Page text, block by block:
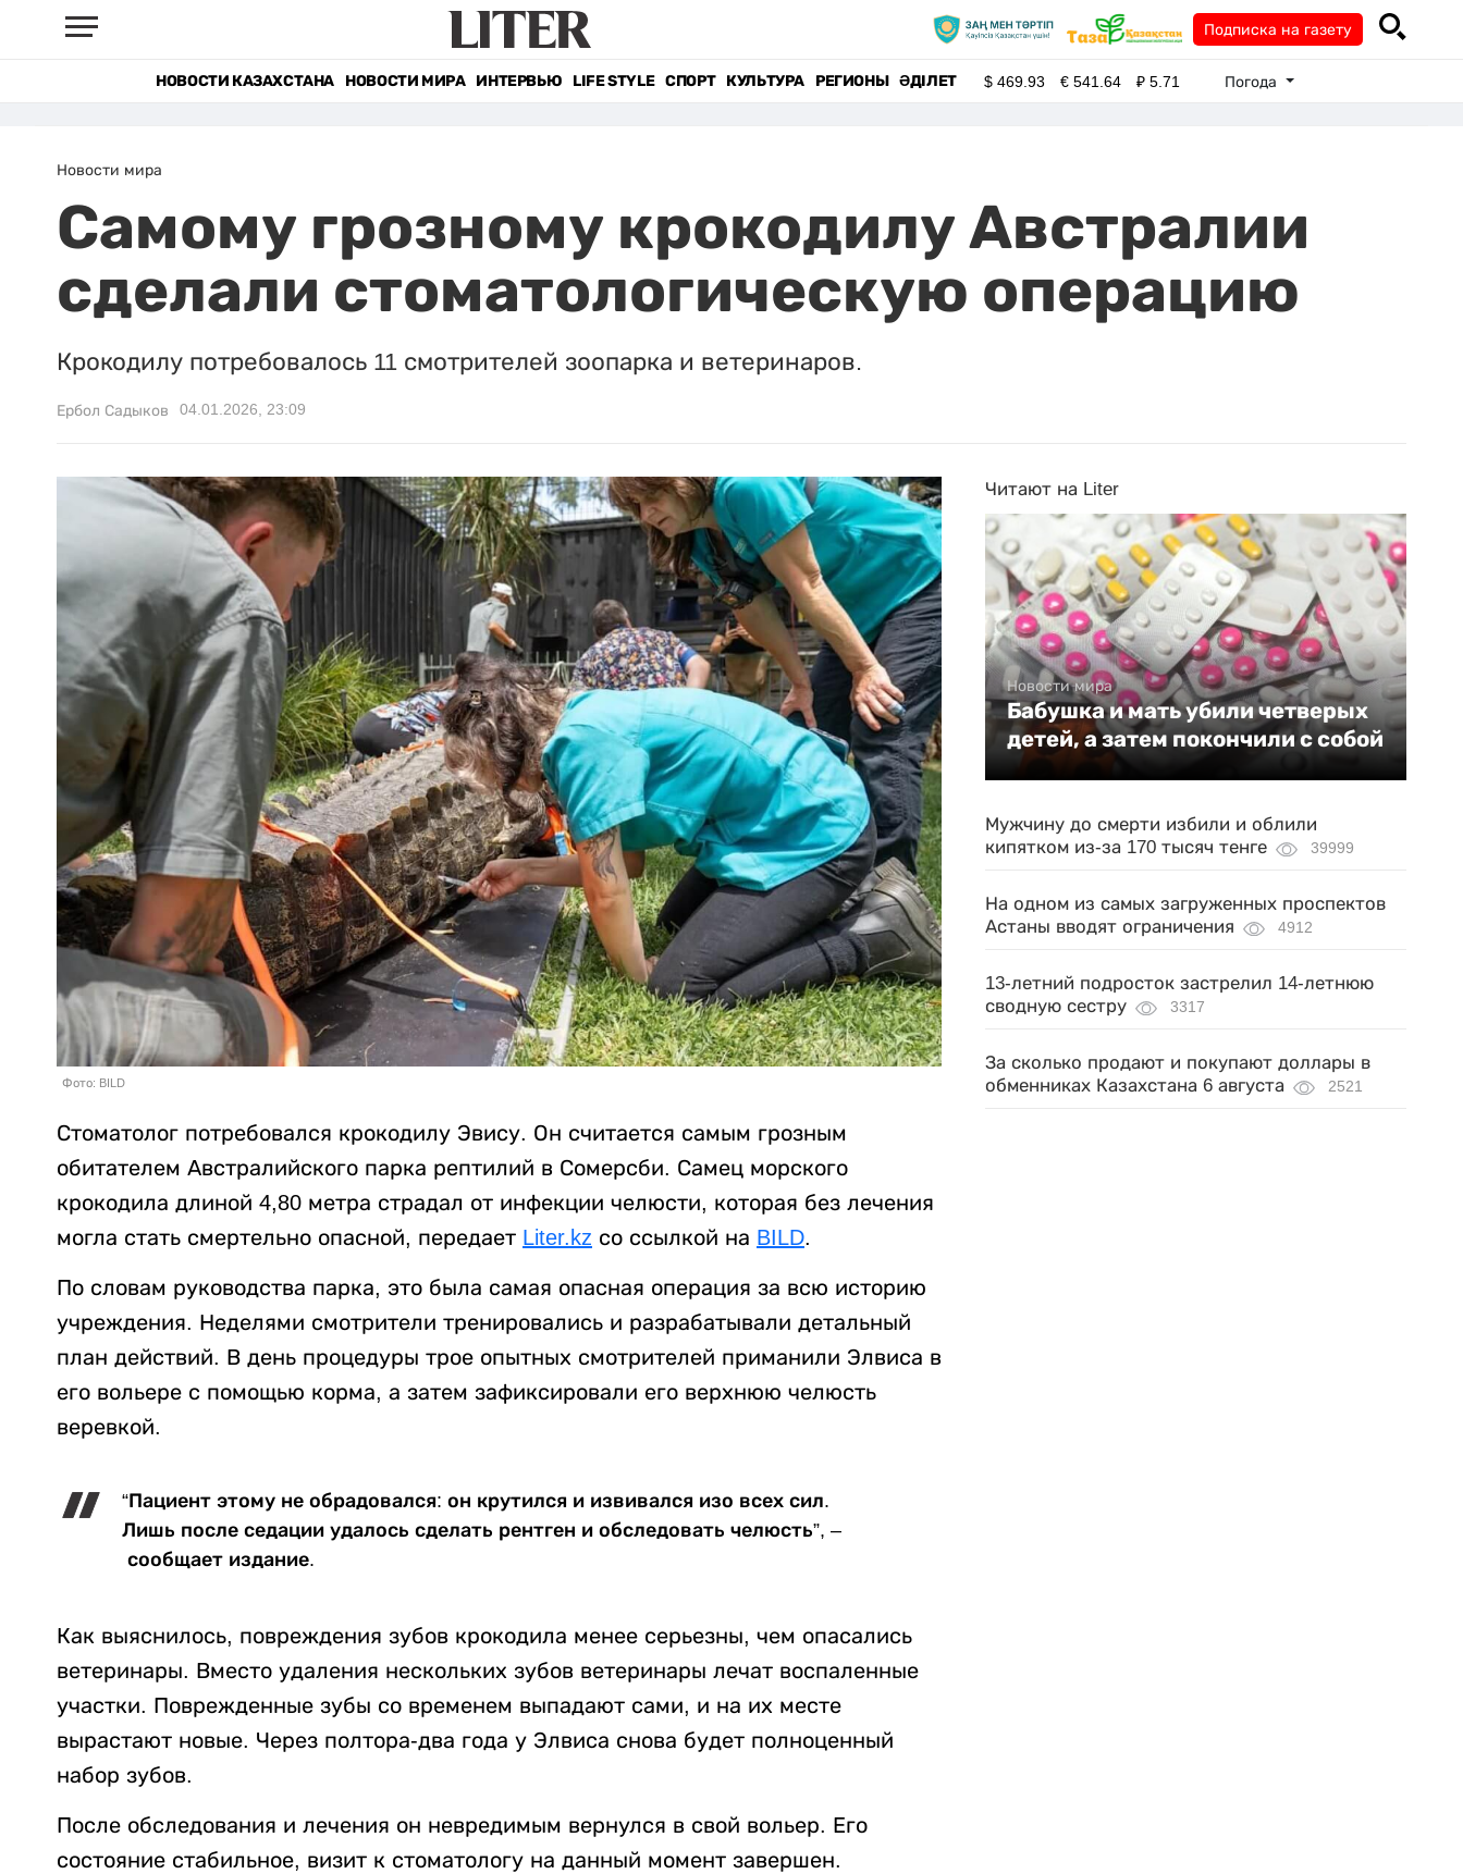
Подписка на газету
НОВОСТИ КАЗАХСТАНА НОВОСТИ МИРА ИНТЕРВЬЮ LIFE STYLE СПОРТ КУЛЬТУРА РЕГИОНЫ ӘДІЛЕТ $469.93 €541.64 ₽5.71 Погода
Новости мира
Самому грозному крокодилу Австралии
сделали стоматологическую операцию
Крокодилу потребовалось 11 смотрителей зоопарка и ветеринаров.
Ербол Садыков 04.01.2026, 23:09
Фото: BILD
Стоматолог потребовался крокодилу Эвису. Он считается самым грозным
обитателем Австралийского парка рептилий в Сомерсби. Самец морского
крокодила длиной 4,80 метра страдал от инфекции челюсти, которая без лечения
могла стать смертельно опасной, передает Liter.kz со ссылкой на BILD.
По словам руководства парка, это была самая опасная операция за всю историю
учреждения. Неделями смотрители тренировались и разрабатывали детальный
план действий. В день процедуры трое опытных смотрителей приманили Элвиса в
его вольере с помощью корма, а затем зафиксировали его верхнюю челюсть
веревкой.
“Пациент этому не обрадовался: он крутился и извивался изо всех сил.
Лишь после седации удалось сделать рентген и обследовать челюсть”, –
сообщает издание.
Как выяснилось, повреждения зубов крокодила менее серьезны, чем опасались
ветеринары. Вместо удаления нескольких зубов ветеринары лечат воспаленные
участки. Поврежденные зубы со временем выпадают сами, и на их месте
вырастают новые. Через полтора-два года у Элвиса снова будет полноценный
набор зубов.
После обследования и лечения он невредимым вернулся в свой вольер. Его
состояние стабильное, визит к стоматологу на данный момент завершен.
Читают на Liter
Новости мира
Бабушка и мать убили четверых
детей, а затем покончили с собой
Мужчину до смерти избили и облили
кипятком из-за 170 тысяч тенге
39999
На одном из самых загруженных проспектов
Астаны вводят ограничения
4912
13-летний подросток застрелил 14-летнюю
сводную сестру
3317
За сколько продают и покупают доллары в
обменниках Казахстана 6 августа
2521